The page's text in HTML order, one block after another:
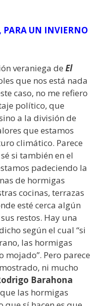
PARA UN INVIERNO
veraniega de El
que nos está nada
caso, no me refiero
político, que
a la división de
que estamos
climático. Parece
si también en el
padeciendo la
de hormigas
cocinas, terrazas
esté cerca algún
restos. Hay una
según el cual “si
las hormigas
mojado”. Pero parece
ni mucho
Barahona
las hormigas